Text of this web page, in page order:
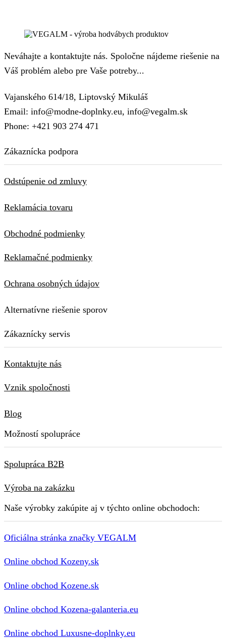
Neváhajte a kontaktujte nás. Spoločne nájdeme riešenie na
Váš problém alebo pre Vaše potreby...
Vajanského 614/18, Liptovský Mikuláš
Email: info@modne-doplnky.eu, info@vegalm.sk
Phone: +421 903 274 471
Zákaznícka podpora
Odstúpenie od zmluvy
Reklamácia tovaru
Obchodné podmienky
Reklamačné podmienky
Ochrana osobných údajov
Alternatívne riešenie sporov
Zákaznícky servis
Kontaktujte nás
Vznik spoločnosti
Blog
Možností spolupráce
Spolupráca B2B
Výroba na zakázku
Naše výrobky zakúpite aj v týchto online obchodoch:
Oficiálna stránka značky VEGALM
Online obchod Kozeny.sk
Online obchod Kozene.sk
Online obchod Kozena-galanteria.eu
Online obchod Luxusne-doplnky.eu